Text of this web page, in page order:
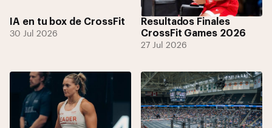
IA en tu box de CrossFit
30 Jul 2026
Resultados Finales
CrossFit Games 2026
27 Jul 2026